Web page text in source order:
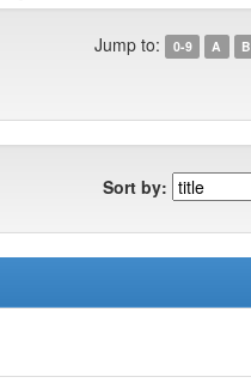
Jump to: 0-9 A B
Sort by: